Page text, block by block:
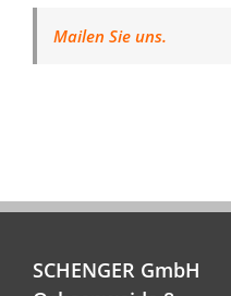
Mailen Sie uns.
SCHENGER GmbH